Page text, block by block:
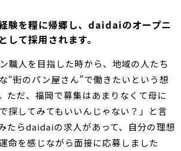
験を糧に帰郷し、daidaiのオープニ
して採用されます。
職人を目指した時から、地域の人たち
“街のパン屋さん”で働きたいという想
ただ、福岡で募集はあまりなくて母に
探してみてもいいんじゃない？」と言
たらdaidaiの求人があって、自分の理想
命を感じながら面接に応募しました